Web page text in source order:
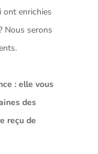
ont enrichies
Nous serons
: elle vous
des
reçu de